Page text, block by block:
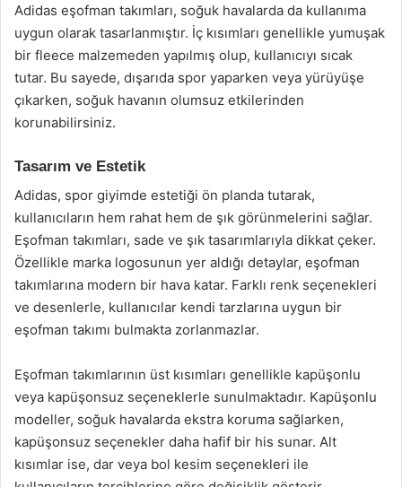
Adidas eşofman takımları, soğuk havalarda da kullanıma
uygun olarak tasarlanmıştır. İç kısımları genellikle yumuşak
bir fleece malzemeden yapılmış olup, kullanıcıyı sıcak
tutar. Bu sayede, dışarıda spor yaparken veya yürüyüşe
çıkarken, soğuk havanın olumsuz etkilerinden
korunabilirsiniz.
Tasarım ve Estetik
Adidas, spor giyimde estetiği ön planda tutarak,
kullanıcıların hem rahat hem de şık görünmelerini sağlar.
Eşofman takımları, sade ve şık tasarımlarıyla dikkat çeker.
Özellikle marka logosunun yer aldığı detaylar, eşofman
takımlarına modern bir hava katar. Farklı renk seçenekleri
ve desenlerle, kullanıcılar kendi tarzlarına uygun bir
eşofman takımı bulmakta zorlanmazlar.
Eşofman takımlarının üst kısımları genellikle kapüşonlu
veya kapüşonsuz seçeneklerle sunulmaktadır. Kapüşonlu
modeller, soğuk havalarda ekstra koruma sağlarken,
kapüşonsuz seçenekler daha hafif bir his sunar. Alt
kısımlar ise, dar veya bol kesim seçenekleri ile